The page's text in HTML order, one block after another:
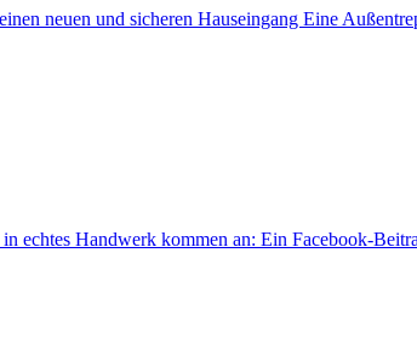
neuen und sicheren Hauseingang Eine
Handwerk kommen an: Ein Facebook-